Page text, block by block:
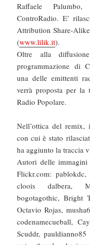
Raffaele
ControRadio. E’
Attribution Share-
(www.lilik.it).
Oltre alla
programmazione di
una delle emittenti
verrà proposta per la
Radio Popolare.
Nell’ottica del remix,
con cui è stato
ha aggiunto la traccia
Autori delle immagini
Flickr.com:
cloois dalbera,
bogotagothic,
Octavio Rojas,
codenamecueball,
Scuddr,